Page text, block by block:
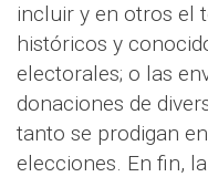
incluir y en otros el
históricos y
electorales; o las
donaciones de
tanto se prodigan
elecciones. En fin,